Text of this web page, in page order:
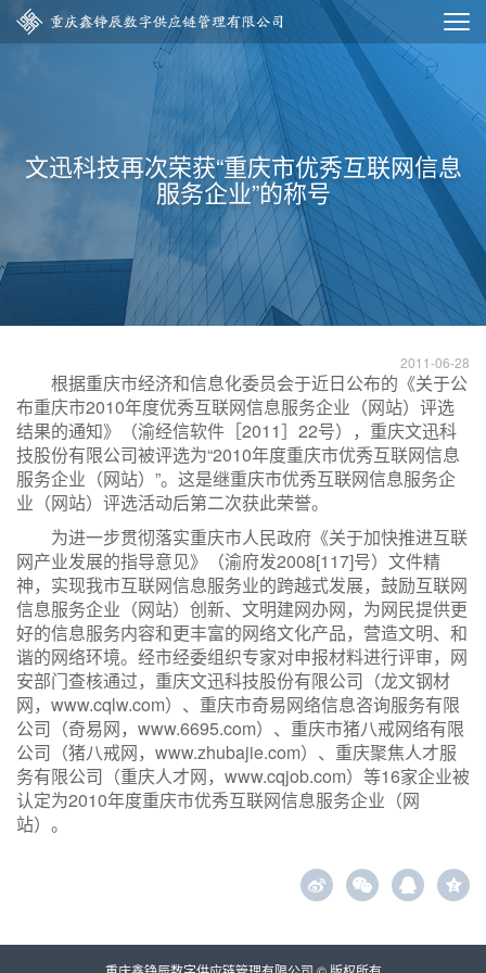
文迅科技再次荣获“重庆市优秀互联网信息
服务企业”的称号
2011-06-28
根据重庆市经济和信息化委员会于近日公布的《关于公
布重庆市2010年度优秀互联网信息服务企业（网站）评选
结果的通知》（渝经信软件［2011］22号），重庆文迅科
技股份有限公司被评选为“2010年度重庆市优秀互联网信息
服务企业（网站）”。这是继重庆市优秀互联网信息服务企
业（网站）评选活动后第二次获此荣誉。
为进一步贯彻落实重庆市人民政府《关于加快推进互联
网产业发展的指导意见》（渝府发2008[117]号）文件精
神，实现我市互联网信息服务业的跨越式发展，鼓励互联网
信息服务企业（网站）创新、文明建网办网，为网民提供更
好的信息服务内容和更丰富的网络文化产品，营造文明、和
谐的网络环境。经市经委组织专家对申报材料进行评审，网
安部门查核通过，重庆文迅科技股份有限公司（龙文钢材
网，www.cqlw.com）、重庆市奇易网络信息咨询服务有限
公司（奇易网，www.6695.com）、重庆市猪八戒网络有限
公司（猪八戒网，www.zhubajie.com）、重庆聚焦人才服
务有限公司（重庆人才网，www.cqjob.com）等16家企业被
认定为2010年度重庆市优秀互联网信息服务企业（网
站）。
z